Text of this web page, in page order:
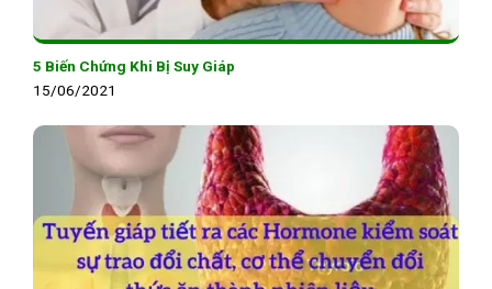
5 Biến Chứng Khi Bị Suy Giáp
15/06/2021